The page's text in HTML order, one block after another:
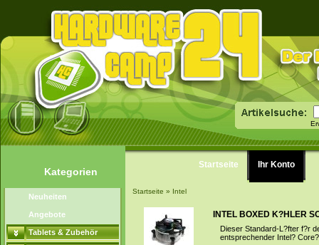
Kategorien
Neuheiten
Angebote
Tablets & Zubehör
Startseite Ihr Konto
Startseite » Intel
INTEL BOXED K?HLER
Dieser Standard-L?fter f?r
entsprechender Intel?